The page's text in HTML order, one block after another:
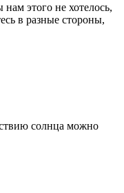
этого не хотелось,
в разные стороны,
солнца можно